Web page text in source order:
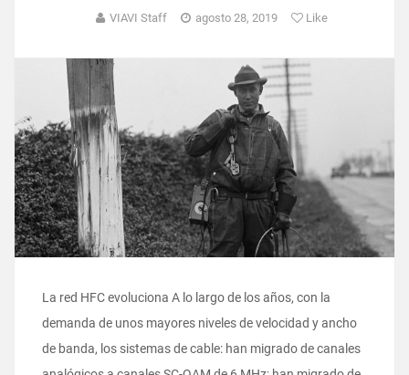
VIAVI Staff agosto 28, 2019 Like
La red HFC evoluciona A lo largo de los años, con la
demanda de unos mayores niveles de velocidad y ancho
de banda, los sistemas de cable: han migrado de canales